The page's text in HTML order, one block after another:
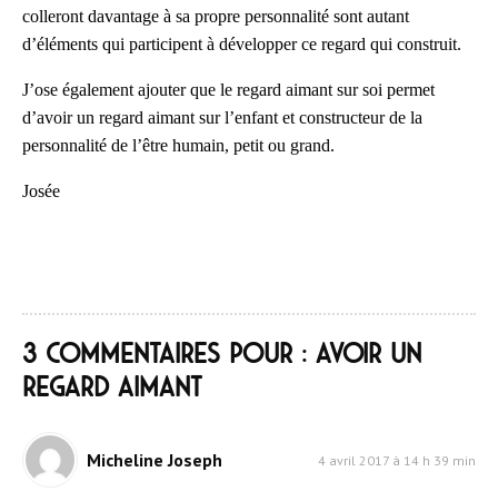
colleront davantage à sa propre personnalité sont autant
d’éléments qui participent à développer ce regard qui construit.
J’ose également ajouter que le regard aimant sur soi permet
d’avoir un regard aimant sur l’enfant et constructeur de la
personnalité de l’être humain, petit ou grand.
Josée
3 commentaires pour : Avoir un
regard aimant
Micheline Joseph 4 avril 2017 à 14 h 39 min